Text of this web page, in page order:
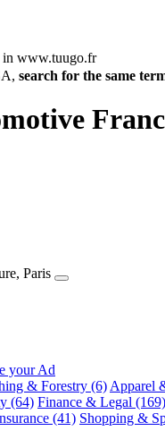
in www.tuugo.fr
search for the same
Paris
your Ad
& Forestry (6) Apparel
(64) Finance & Legal (169)
(41) Shopping &